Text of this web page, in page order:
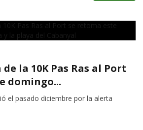
la 10K Pas Ras al Port
domingo...
el pasado diciembre por la alerta